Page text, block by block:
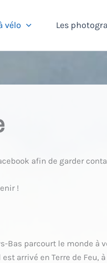
vélo Les
afin de garder
!
Bas parcourt le monde à
arrivé en Terre de Feu, à